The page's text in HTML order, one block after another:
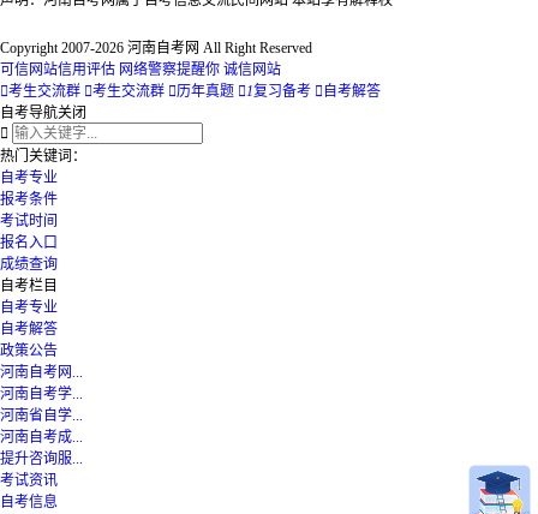
Copyright 2007-2026 河南自考网 All Right Reserved
可信网站信用评估 网络警察提醒你 诚信网站
考生交流群 考生交流群 历年真题 1复习备考  自考解答
自考导航关闭

热门关键词：
自考专业
报考条件
考试时间
报名入口
成绩查询
自考栏目
自考专业
自考解答
政策公告
河南自考网...
河南自考学...
河南省自学...
河南自考成...
提升咨询服...
考试资讯
自考信息